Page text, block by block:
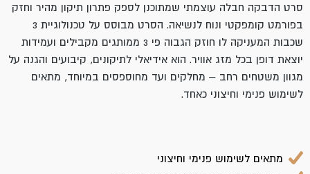
סרט הדבקה חבלה עוצמתי שמתוכנן לספק פתרון תיקון מהיר וחזק
בפורמט קומפקטי ונוח לנשיאה. הסרט מבוסס על טכנולוגיית 3
שכבות המעניקה לו חוזק הגבוה פי 3 ממותגים מקבילים ועמידות
יוצאת דופן בכל מזג אוויר. הוא אידיאלי לתיקונים, קיבועים והגנה על
מגוון משטחים רחב – מחלקים ועד מחוספסים במיוחד, מתאים
לשימוש פנימי וחיצוני כאחד.
מתאים לשימוש פנימי וחיצוני